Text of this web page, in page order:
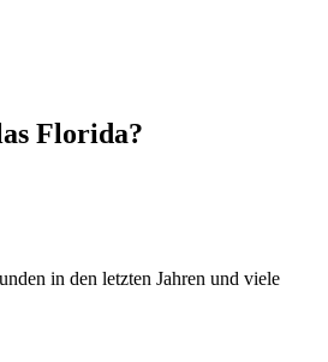
Florida?
in den letzten Jahren und viele